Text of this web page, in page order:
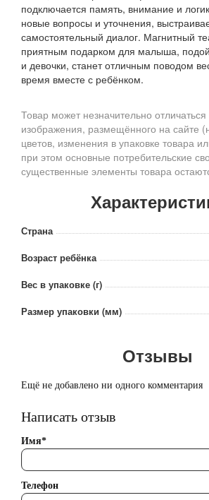
подключается память, внимание и
новые вопросы и уточнения,
самостоятельный диалог. Магнитный
приятным подарком для малыша,
и девочки, станет отличным поводом
время вместе с ребёнком.
Товар может незначительно
изображения, размещённого на сайте
цветов, изменения в упаковке товара
при этом основные потребительские
существенные элементы товара
Страна
Возраст ребёнка
Вес в упаковке (г)
Размер упаковки (мм)
Отзывы
Ещё не добавлено ни одного комментария
Написать отзыв
Имя*
Телефон